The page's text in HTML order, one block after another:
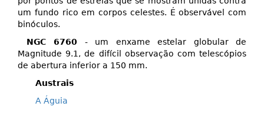
um fundo rico em corpos celestes. É observável com
binóculos.
NGC 6760 - um enxame estelar globular de
Magnitude 9.1, de difícil observação com telescópios
de abertura inferior a 150 mm.
Austrais
A Águia